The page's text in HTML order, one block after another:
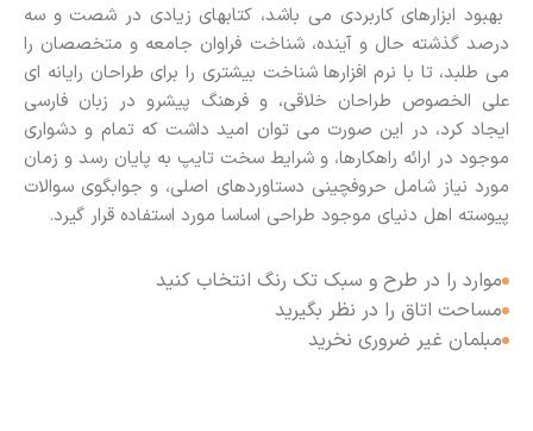
بهبود ابزارهای کاربردی می باشد، کتابهای زیادی در شصت و سه
درصد گذشته حال و آینده، شناخت فراوان جامعه و متخصصان را
می طلبد، تا با نرم افزارها شناخت بیشتری را برای طراحان رایانه ای
علی الخصوص طراحان خلاقی، و فرهنگ پیشرو در زبان فارسی
ایجاد کرد، در این صورت می توان امید داشت که تمام و دشواری
موجود در ارائه راهکارها، و شرایط سخت تایپ به پایان رسد و زمان
مورد نیاز شامل حروفچینی دستاوردهای اصلی، و جوابگوی سوالات
پیوسته اهل دنیای موجود طراحی اساسا مورد استفاده قرار گیرد.
موارد را در طرح و سبک تک رنگ انتخاب کنید
مساحت اتاق را در نظر بگیرید
مبلمان غیر ضروری نخرید